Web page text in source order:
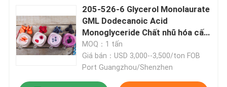
205-526-6 Glycerol Monolaurate
GML Dodecanoic Acid
Monoglyceride Chất nhũ hóa cấp
thực phẩm
MOQ：1 tấn
Giá bán：USD 3,000--3,500/ton FOB
Port Guangzhou/Shenzhen